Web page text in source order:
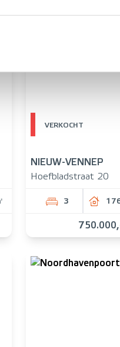
VERKOCHT
NIEUW-VENNEP
Hoefbladstraat 20
3